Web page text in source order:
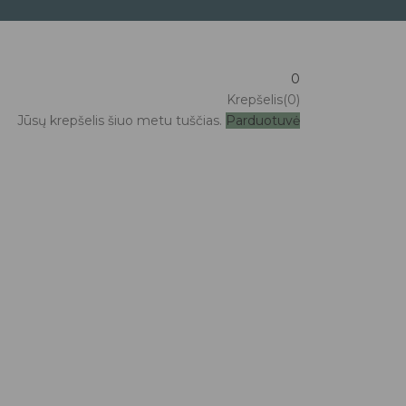
0
Krepšelis(0)
Jūsų krepšelis šiuo metu tuščias. Parduotuvė